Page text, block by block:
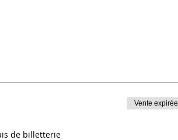
de billetterie
Vente expirée